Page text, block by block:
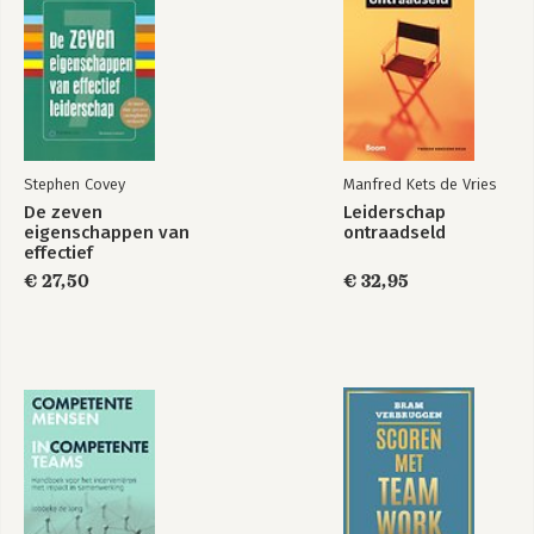
Stephen Covey
De zeven
eigenschappen van
effectief
leiderschap
€ 27,50
Manfred Kets de Vries
Leiderschap
ontraadseld
€ 32,95